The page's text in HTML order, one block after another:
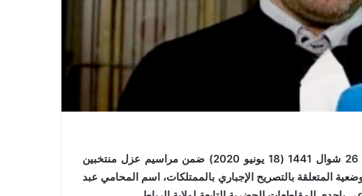
أوردت الجريدة الرسمية عدد 6892 الصادرة بتاريخ 26 شوال 1441 (18 يونيو 2020) ضمن مراسيم عزل منتخبين
المتعلقة بالتصريح الإجباري بالممتلكات، اسم المحامي عبد